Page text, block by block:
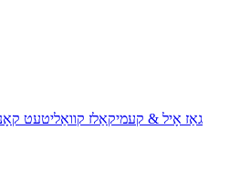
גאַז אָיל & קעמיקאַלז קוואַליטעט